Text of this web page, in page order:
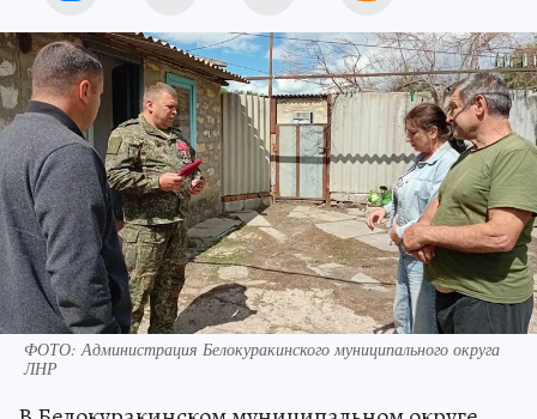
ФОТО: Администрация Белокуракинского муниципального округа